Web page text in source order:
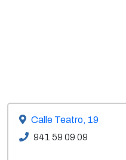
Calle Teatro, 19
941 59 09 09